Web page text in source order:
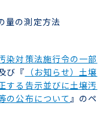
量の測定方法
染対策法施行令の一部
び『 （お知らせ）土壌
する告示並びに土壌汚
の公布について』のペ